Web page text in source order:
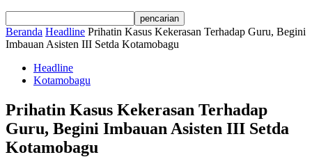
Beranda Headline Prihatin Kasus Kekerasan Terhadap Guru, Begini
Imbauan Asisten III Setda Kotamobagu
Headline
Kotamobagu
Prihatin Kasus Kekerasan Terhadap
Guru, Begini Imbauan Asisten III Setda
Kotamobagu